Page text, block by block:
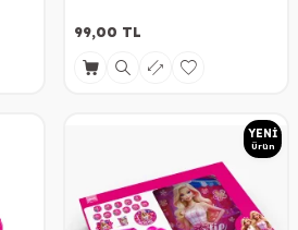
99,00 TL
YENI
Ürün